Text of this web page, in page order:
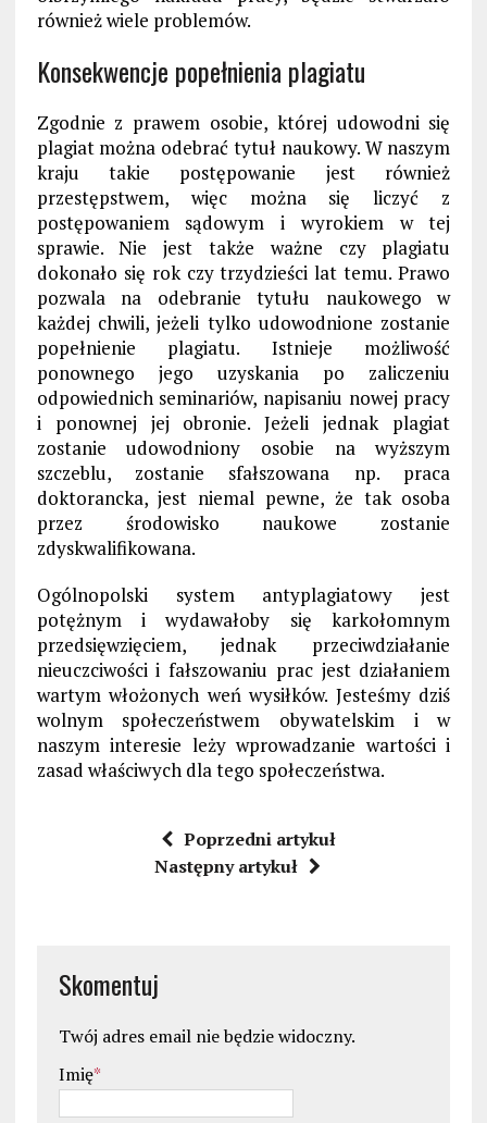
również wiele problemów.
Konsekwencje popełnienia plagiatu
Zgodnie z prawem osobie, której udowodni się
plagiat można odebrać tytuł naukowy. W naszym
kraju takie postępowanie jest również
przestępstwem, więc można się liczyć z
postępowaniem sądowym i wyrokiem w tej
sprawie. Nie jest także ważne czy plagiatu
dokonało się rok czy trzydzieści lat temu. Prawo
pozwala na odebranie tytułu naukowego w
każdej chwili, jeżeli tylko udowodnione zostanie
popełnienie plagiatu. Istnieje możliwość
ponownego jego uzyskania po zaliczeniu
odpowiednich seminariów, napisaniu nowej pracy
i ponownej jej obronie. Jeżeli jednak plagiat
zostanie udowodniony osobie na wyższym
szczeblu, zostanie sfałszowana np. praca
doktorancka, jest niemal pewne, że tak osoba
przez środowisko naukowe zostanie
zdyskwalifikowana.
Ogólnopolski system antyplagiatowy jest
potężnym i wydawałoby się karkołomnym
przedsięwzięciem, jednak przeciwdziałanie
nieuczciwości i fałszowaniu prac jest działaniem
wartym włożonych weń wysiłków. Jesteśmy dziś
wolnym społeczeństwem obywatelskim i w
naszym interesie leży wprowadzanie wartości i
zasad właściwych dla tego społeczeństwa.
Poprzedni artykuł
Następny artykuł
Skomentuj
Twój adres email nie będzie widoczny.
Imię*